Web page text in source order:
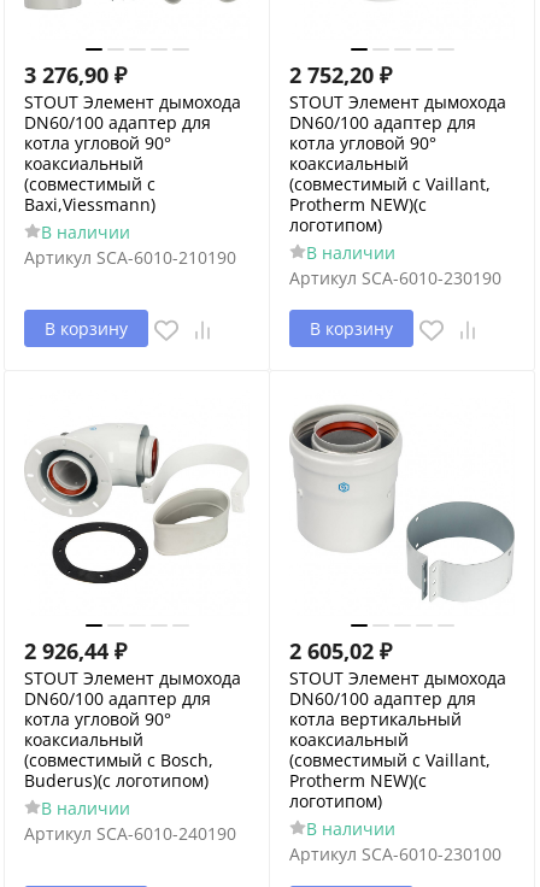
3 276,90 ₽
STOUT Элемент дымохода
DN60/100 адаптер для
котла угловой 90°
коаксиальный
(совместимый с
Baxi,Viessmann)
В наличии
Артикул SCA-6010-210190
В корзину
2 752,20 ₽
STOUT Элемент дымохода
DN60/100 адаптер для
котла угловой 90°
коаксиальный
(совместимый с Vaillant,
Protherm NEW)(с
логотипом)
В наличии
Артикул SCA-6010-230190
В корзину
2 926,44 ₽
STOUT Элемент дымохода
DN60/100 адаптер для
котла угловой 90°
коаксиальный
(совместимый с Bosch,
Buderus)(с логотипом)
В наличии
Артикул SCA-6010-240190
2 605,02 ₽
STOUT Элемент дымохода
DN60/100 адаптер для
котла вертикальный
коаксиальный
(совместимый с Vaillant,
Protherm NEW)(с
логотипом)
В наличии
Артикул SCA-6010-230100